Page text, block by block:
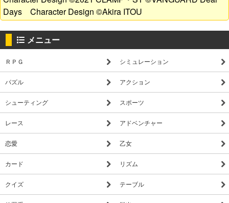
Days Character Design ©Akira ITOU
メニュー
ＲＰＧ シミュレーション
パズル アクション
シューティング スポーツ
レース アドベンチャー
恋愛 乙女
カード リズム
クイズ テーブル